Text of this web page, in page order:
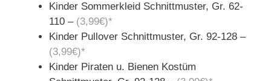
Kinder Sommerkleid Schnittmuster, Gr. 62-
110 –(3,99€)*
Kinder Pullover Schnittmuster, Gr. 92-128 –
(3,99€)*
Kinder Piraten u. Bienen Kostüm